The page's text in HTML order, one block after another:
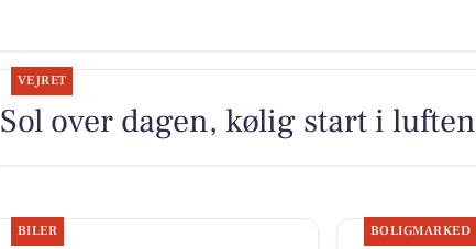
VEJRET
Sol over dagen, kølig start i luften
BILER BOLIGMARKED